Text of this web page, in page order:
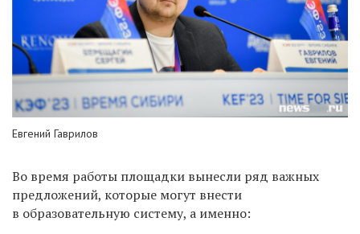
Евгений Гаврилов
Во время работы площадки вынесли ряд важных
предложений, которые могут внести
в образовательную систему, а именно: